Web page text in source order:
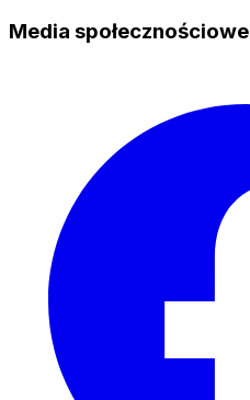
Media społecznościowe